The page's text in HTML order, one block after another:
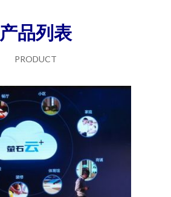
产品列表
PRODUCT